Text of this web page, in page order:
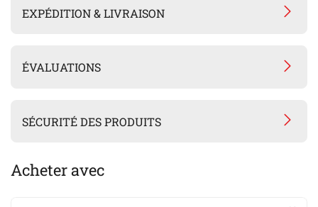
EXPÉDITION & LIVRAISON
ÉVALUATIONS
SÉCURITÉ DES PRODUITS
Acheter avec